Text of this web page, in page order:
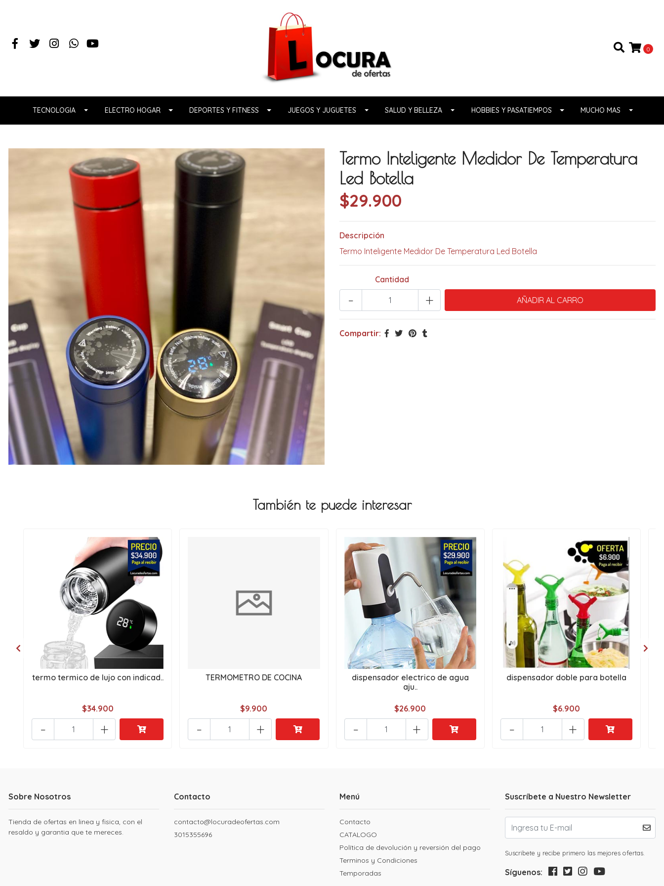
0
TECNOLOGIA ELECTRO HOGAR DEPORTES Y FITNESS JUEGOS Y JUGUETES SALUD Y BELLEZA HOBBIES Y PASATIEMPOS MUCHO MAS
Termo Inteligente Medidor De Temperatura
Led Botella
$29.900
Descripción
Termo Inteligente Medidor De Temperatura Led Botella
Cantidad
+
-
Compartir:
También te puede interesar
termo termico de lujo con indicad..
$34.900
+
-
TERMOMETRO DE COCINA
$9.900
+
-
dispensador electrico de agua
aju..
$26.900
+
-
dispensador doble para botella
$6.900
+
-
Sobre Nosotros
Tienda de ofertas en linea y fisica, con el
resaldo y garantia que te mereces.
Contacto
contacto@locuradeofertas.com
3015355696
Menú
Contacto
CATALOGO
Política de devolución y reversión del pago
Terminos y Condiciones
Temporadas
Suscríbete a Nuestro Newsletter
Suscribete y recibe primero las mejores ofertas.
Síguenos: